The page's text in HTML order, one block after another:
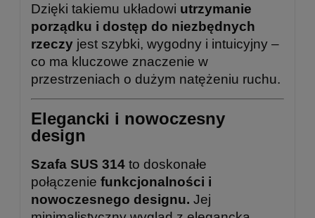
Dzięki takiemu układowi utrzymanie
porządku i dostęp do niezbędnych
rzeczy jest szybki, wygodny i intuicyjny –
co ma kluczowe znaczenie w
przestrzeniach o dużym natężeniu ruchu.
Elegancki i nowoczesny
design
Szafa SUS 314 to doskonałe
połączenie funkcjonalności i
nowoczesnego designu. Jej